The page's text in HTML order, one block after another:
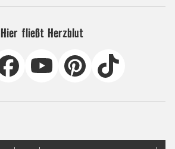
Hier fließt Herzblut